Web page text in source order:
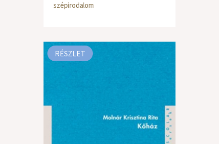
szépirodalom
RÉSZLET